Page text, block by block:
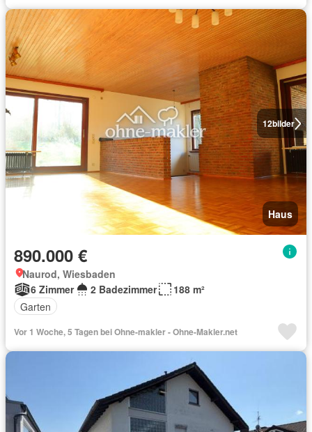
12bilder
Haus
890.000 €
Naurod, Wiesbaden
6 Zimmer
2 Badezimmer
188 m²
Garten
Vor 1 Woche, 5 Tagen bei Ohne-makler - Ohne-Makler.net